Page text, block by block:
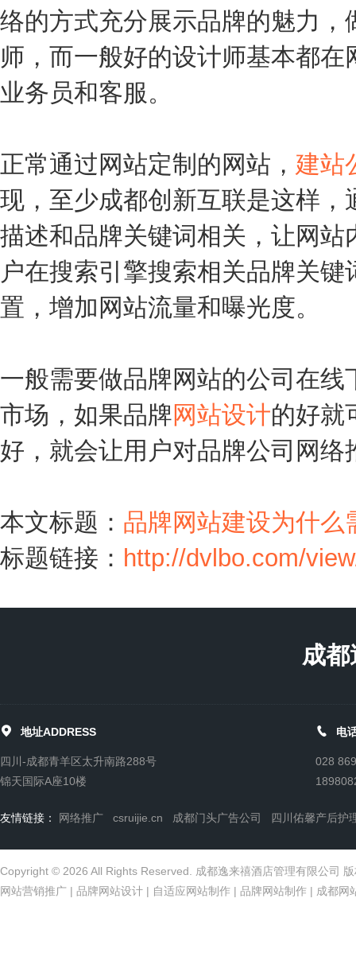
络的方式充分展示品牌的魅力
师，而一般好的设计师基本都
业务员和客服。
正常通过网站定制的网站， 建站
现，至少成都创新互联是这样
描述和品牌关键词相关，让网
户在搜索引擎搜索相关品牌关
置，增加网站流量和曝光度。
一般需要做品牌网站的公司在
市场，如果品牌网站设计的好就
好，就会让用户对品牌公司网络
本文标题： 品牌网站建设为什么
标题链接： http://dvlbo.com/
成
 地址ADDRESS
四川-成都青羊区太升南路288号
锦天国际A座10楼
 电
028
友情链接： 网络推广 csruijie.cn 成都门头广告公司 四川佑馨产后护
Copyright © 2026 All Rights Reserved. 成都逸来禧酒店管理有限公司
网站营销推广 | 品牌网站设计 | 自适应网站制作 | 品牌网站制作 | 成都网